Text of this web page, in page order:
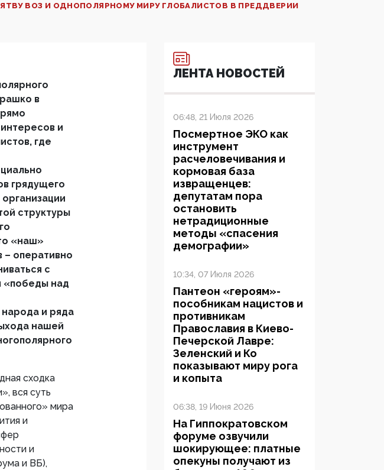
ВОЗ И ОДНОПОЛЯРНОМУ МИРУ ГЛОБАЛИСТОВ В ПРЕДДВЕРИИ
в
и
где
грядущего
структуры
«наш»
– оперативно
с
«победы над
и ряда
нашей
сходка
вся суть
мира
и
и
и ВБ),
ЛЕНТА НОВОСТЕЙ
06:48, 21 Июля 2026
Посмертное ЭКО как
инструмент
расчеловечивания и
кормовая база
извращенцев:
депутатам пора
остановить
нетрадиционные
методы «спасения
демографии»
10:34, 07 Июля 2026
Пантеон «героям»-
пособникам нацистов и
противникам
Православия в Киево-
Печерской Лавре:
Зеленский и Ко
показывают миру рога
и копыта
06:38, 19 Июня 2026
На Гиппократовском
форуме озвучили
шокирующее: платные
опекуны получают из